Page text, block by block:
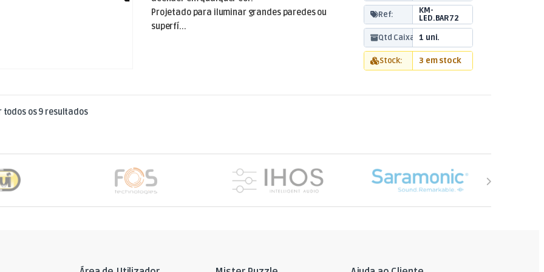
Projetado para iluminar grandes paredes ou
superfí...
Ref:
KM-
LED.BAR72
Qtd Caixa:
1 uni.
Stock: 3 em stock
todos os 9 resultadosOrdenado por mais recentes